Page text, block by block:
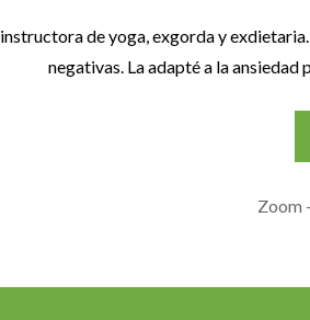
, instructora de yoga, exgorda y
negativas. La adapté a la ansiedad
Zoom